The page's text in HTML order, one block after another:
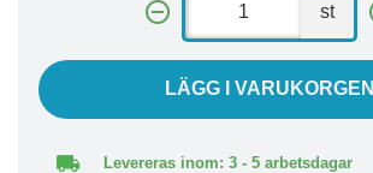
st
LÄGG I VARUKORGEN
Levereras inom: 3 - 5 arbetsdagar